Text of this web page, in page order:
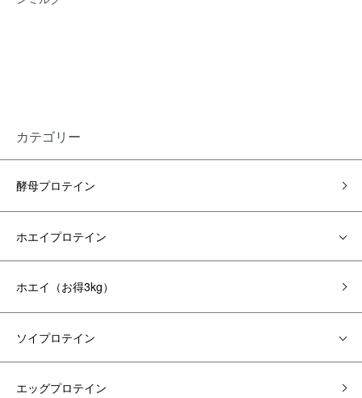
カテゴリー
酵母プロテイン
ホエイプロテイン
ホエイ（お得3kg）
ソイプロテイン
エッグプロテイン